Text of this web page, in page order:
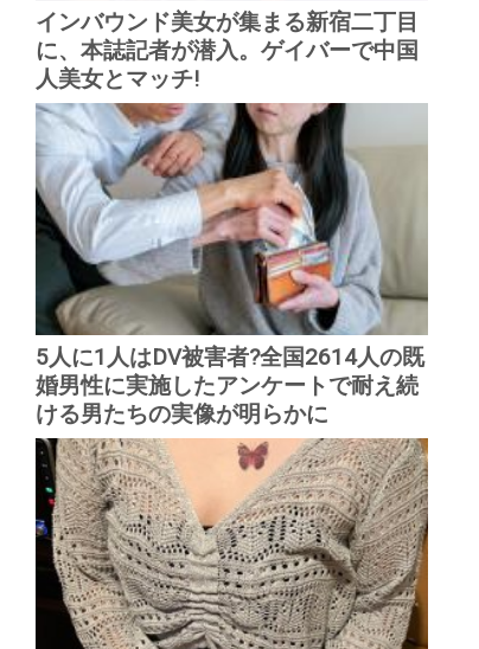
インバウンド美女が集まる新宿二丁目
に、本誌記者が潜入。ゲイバーで中国
人美女とマッチ!
5人に1人はDV被害者?全国2614人の既
婚男性に実施したアンケートで耐え続
ける男たちの実像が明らかに